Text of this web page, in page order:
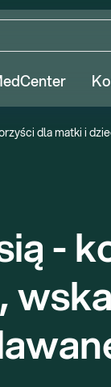
dla matki i
-